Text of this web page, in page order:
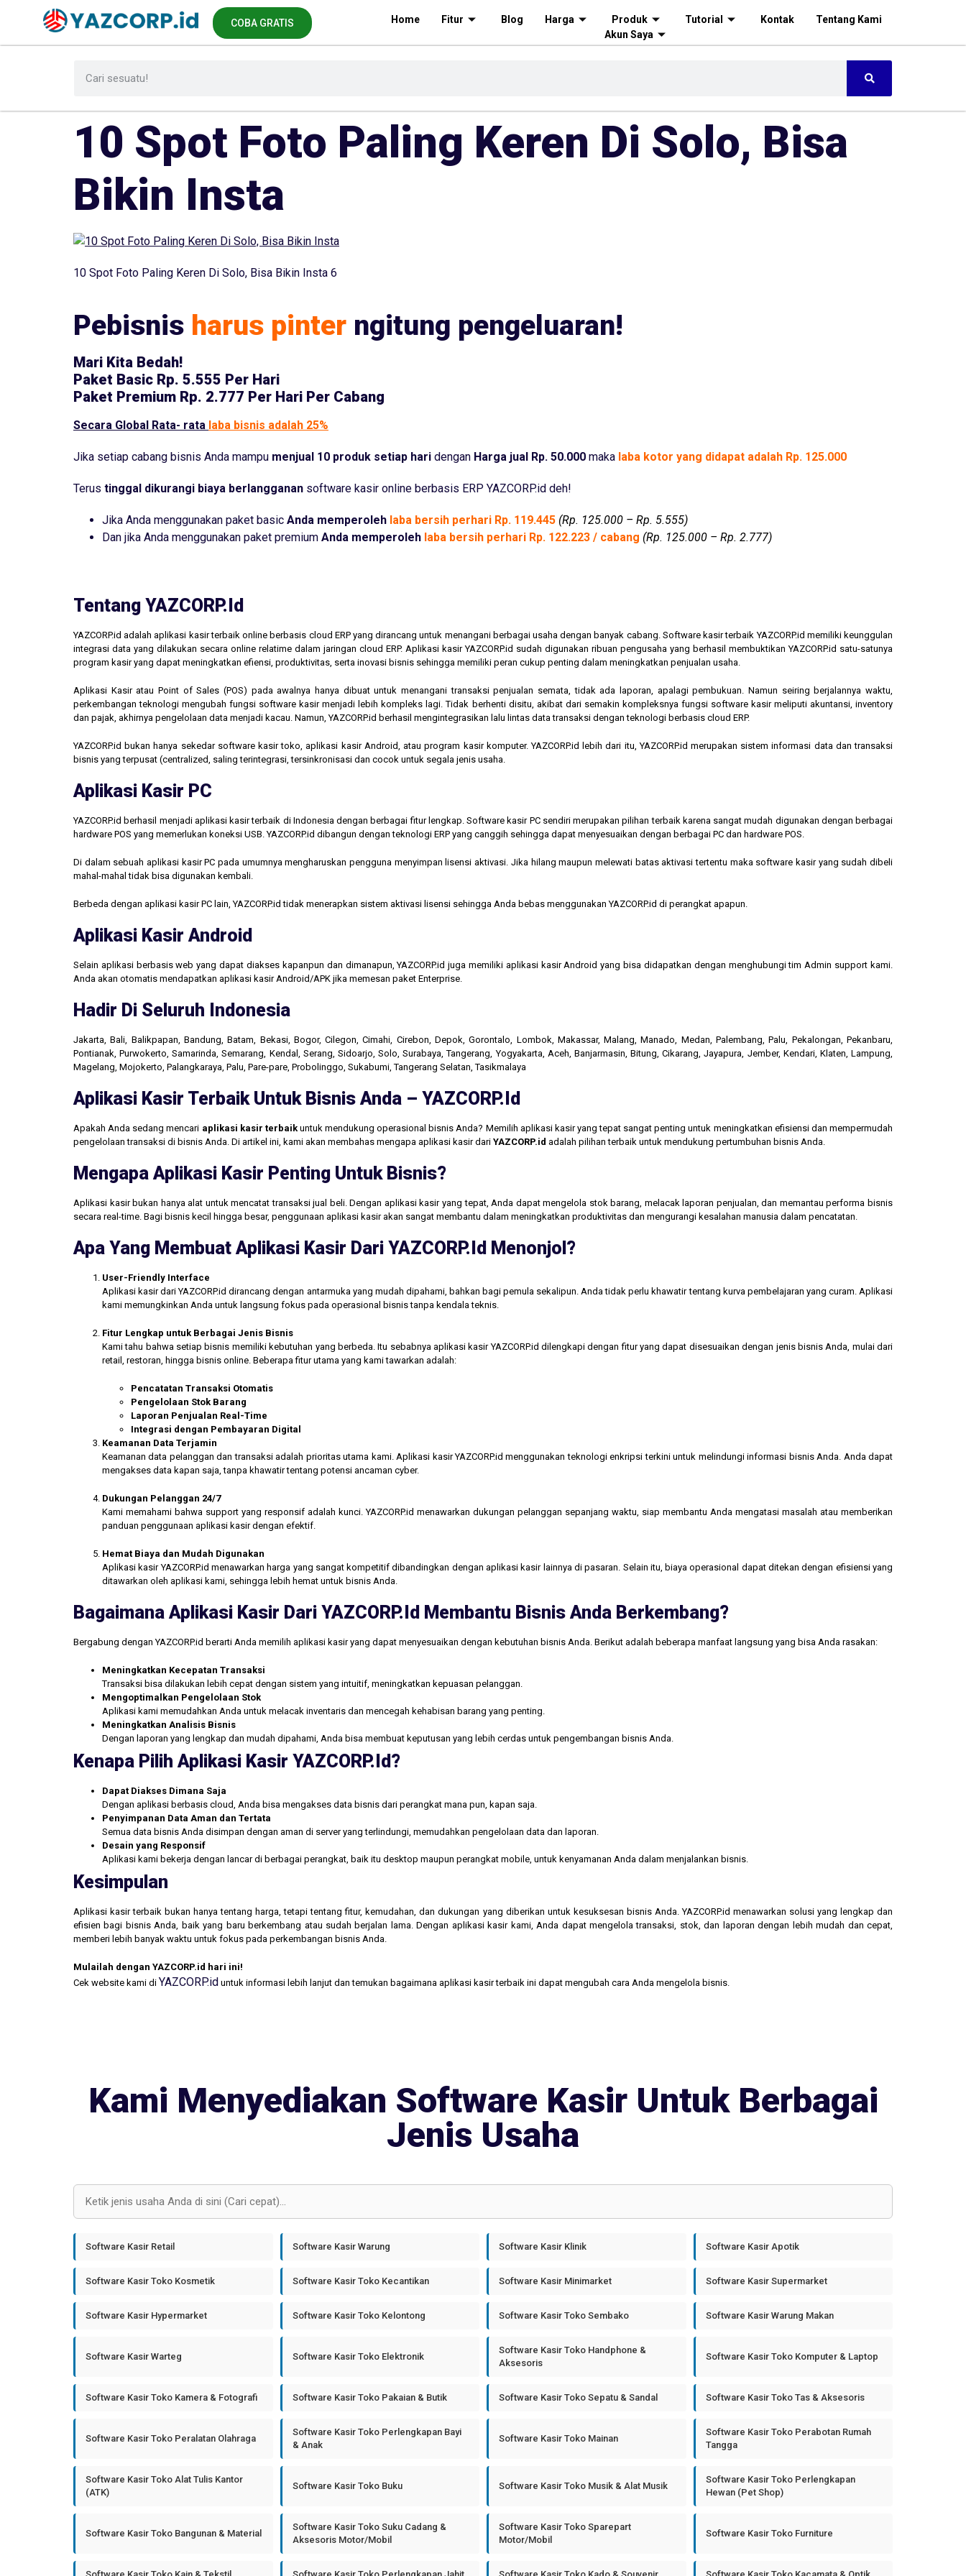
COBA GRATIS Home Fitur Blog Harga Produk Tutorial Kontak
Tentang Kami
Akun Saya
10 Spot Foto Paling Keren Di Solo, Bisa
Bikin Insta
10 Spot Foto Paling Keren Di Solo, Bisa Bikin Insta 6
Pebisnis harus pinter ngitung pengeluaran!
Mari Kita Bedah!
Paket Basic Rp. 5.555 Per Hari
Paket Premium Rp. 2.777 Per Hari Per Cabang
Secara Global Rata- rata laba bisnis adalah 25%
Jika setiap cabang bisnis Anda mampu menjual 10 produk setiap hari dengan Harga jual Rp. 50.000 maka laba kotor yang didapat adalah Rp. 125.000
Terus tinggal dikurangi biaya berlangganan software kasir online berbasis ERP YAZCORP.id deh!
Jika Anda menggunakan paket basic Anda memperoleh laba bersih perhari Rp. 119.445 (Rp. 125.000 – Rp. 5.555)
Dan jika Anda menggunakan paket premium Anda memperoleh laba bersih perhari Rp. 122.223 / cabang (Rp. 125.000 – Rp. 2.777)
Tentang YAZCORP.id
YAZCORP.id adalah aplikasi kasir terbaik online berbasis cloud ERP yang dirancang untuk menangani berbagai usaha dengan banyak cabang. Software kasir terbaik YAZCORP.id memiliki keunggulan
integrasi data yang dilakukan secara online relatime dalam jaringan cloud ERP. Aplikasi kasir YAZCORP.id sudah digunakan ribuan pengusaha yang berhasil membuktikan YAZCORP.id satu-satunya
program kasir yang dapat meningkatkan efiensi, produktivitas, serta inovasi bisnis sehingga memiliki peran cukup penting dalam meningkatkan penjualan usaha.
Aplikasi Kasir atau Point of Sales (POS) pada awalnya hanya dibuat untuk menangani transaksi penjualan semata, tidak ada laporan, apalagi pembukuan. Namun seiring berjalannya waktu,
perkembangan teknologi mengubah fungsi software kasir menjadi lebih kompleks lagi. Tidak berhenti disitu, akibat dari semakin kompleksnya fungsi software kasir meliputi akuntansi, inventory
dan pajak, akhirnya pengelolaan data menjadi kacau. Namun, YAZCORP.id berhasil mengintegrasikan lalu lintas data transaksi dengan teknologi berbasis cloud ERP.
YAZCORP.id bukan hanya sekedar software kasir toko, aplikasi kasir Android, atau program kasir komputer. YAZCORP.id lebih dari itu, YAZCORP.id merupakan sistem informasi data dan transaksi
bisnis yang terpusat (centralized, saling terintegrasi, tersinkronisasi dan cocok untuk segala jenis usaha.
Aplikasi Kasir PC
YAZCORP.id berhasil menjadi aplikasi kasir terbaik di Indonesia dengan berbagai fitur lengkap. Software kasir PC sendiri merupakan pilihan terbaik karena sangat mudah digunakan dengan berbagai
hardware POS yang memerlukan koneksi USB. YAZCORP.id dibangun dengan teknologi ERP yang canggih sehingga dapat menyesuaikan dengan berbagai PC dan hardware POS.
Di dalam sebuah aplikasi kasir PC pada umumnya mengharuskan pengguna menyimpan lisensi aktivasi. Jika hilang maupun melewati batas aktivasi tertentu maka software kasir yang sudah dibeli
mahal-mahal tidak bisa digunakan kembali.
Berbeda dengan aplikasi kasir PC lain, YAZCORP.id tidak menerapkan sistem aktivasi lisensi sehingga Anda bebas menggunakan YAZCORP.id di perangkat apapun.
Aplikasi Kasir Android
Selain aplikasi berbasis web yang dapat diakses kapanpun dan dimanapun, YAZCORP.id juga memiliki aplikasi kasir Android yang bisa didapatkan dengan menghubungi tim Admin support kami.
Anda akan otomatis mendapatkan aplikasi kasir Android/APK jika memesan paket Enterprise.
Hadir Di Seluruh Indonesia
Jakarta, Bali, Balikpapan, Bandung, Batam, Bekasi, Bogor, Cilegon, Cimahi, Cirebon, Depok, Gorontalo, Lombok, Makassar, Malang, Manado, Medan, Palembang, Palu, Pekalongan, Pekanbaru,
Pontianak, Purwokerto, Samarinda, Semarang, Kendal, Serang, Sidoarjo, Solo, Surabaya, Tangerang, Yogyakarta, Aceh, Banjarmasin, Bitung, Cikarang, Jayapura, Jember, Kendari, Klaten, Lampung,
Magelang, Mojokerto, Palangkaraya, Palu, Pare-pare, Probolinggo, Sukabumi, Tangerang Selatan, Tasikmalaya
Aplikasi Kasir Terbaik Untuk Bisnis Anda – YAZCORP.id
Apakah Anda sedang mencari aplikasi kasir terbaikuntuk mendukung operasional bisnis Anda? Memilih aplikasi kasir yang tepat sangat penting untuk meningkatkan efisiensi dan mempermudah
pengelolaan transaksi di bisnis Anda. Di artikel ini, kami akan membahas mengapa aplikasi kasir dari YAZCORP.id adalah pilihan terbaik untuk mendukung pertumbuhan bisnis Anda.
Mengapa Aplikasi Kasir Penting Untuk Bisnis?
Aplikasi kasir bukan hanya alat untuk mencatat transaksi jual beli. Dengan aplikasi kasir yang tepat, Anda dapat mengelola stok barang, melacak laporan penjualan, dan memantau performa bisnis
secara real-time. Bagi bisnis kecil hingga besar, penggunaan aplikasi kasir akan sangat membantu dalam meningkatkan produktivitas dan mengurangi kesalahan manusia dalam pencatatan.
Apa Yang Membuat Aplikasi Kasir Dari YAZCORP.id Menonjol?
User-Friendly Interface
Aplikasi kasir dari YAZCORP.id dirancang dengan antarmuka yang mudah dipahami, bahkan bagi pemula sekalipun. Anda tidak perlu khawatir tentang kurva pembelajaran yang curam. Aplikasi
kami memungkinkan Anda untuk langsung fokus pada operasional bisnis tanpa kendala teknis.
Fitur Lengkap untuk Berbagai Jenis Bisnis
Kami tahu bahwa setiap bisnis memiliki kebutuhan yang berbeda. Itu sebabnya aplikasi kasir YAZCORP.id dilengkapi dengan fitur yang dapat disesuaikan dengan jenis bisnis Anda, mulai dari
retail, restoran, hingga bisnis online. Beberapa fitur utama yang kami tawarkan adalah:
Pencatatan Transaksi Otomatis
Pengelolaan Stok Barang
Laporan Penjualan Real-Time
Integrasi dengan Pembayaran Digital
Keamanan Data Terjamin
Keamanan data pelanggan dan transaksi adalah prioritas utama kami. Aplikasi kasir YAZCORP.id menggunakan teknologi enkripsi terkini untuk melindungi informasi bisnis Anda. Anda dapat
mengakses data kapan saja, tanpa khawatir tentang potensi ancaman cyber.
Dukungan Pelanggan 24/7
Kami memahami bahwa support yang responsif adalah kunci. YAZCORP.id menawarkan dukungan pelanggan sepanjang waktu, siap membantu Anda mengatasi masalah atau memberikan
panduan penggunaan aplikasi kasir dengan efektif.
Hemat Biaya dan Mudah Digunakan
Aplikasi kasir YAZCORP.id menawarkan harga yang sangat kompetitif dibandingkan dengan aplikasi kasir lainnya di pasaran. Selain itu, biaya operasional dapat ditekan dengan efisiensi yang
ditawarkan oleh aplikasi kami, sehingga lebih hemat untuk bisnis Anda.
Bagaimana Aplikasi Kasir Dari YAZCORP.id Membantu Bisnis Anda Berkembang?
Bergabung dengan YAZCORP.id berarti Anda memilih aplikasi kasir yang dapat menyesuaikan dengan kebutuhan bisnis Anda. Berikut adalah beberapa manfaat langsung yang bisa Anda rasakan:
Meningkatkan Kecepatan Transaksi
Transaksi bisa dilakukan lebih cepat dengan sistem yang intuitif, meningkatkan kepuasan pelanggan.
Mengoptimalkan Pengelolaan Stok
Aplikasi kami memudahkan Anda untuk melacak inventaris dan mencegah kehabisan barang yang penting.
Meningkatkan Analisis Bisnis
Dengan laporan yang lengkap dan mudah dipahami, Anda bisa membuat keputusan yang lebih cerdas untuk pengembangan bisnis Anda.
Kenapa Pilih Aplikasi Kasir YAZCORP.id?
Dapat Diakses Dimana Saja
Dengan aplikasi berbasis cloud, Anda bisa mengakses data bisnis dari perangkat mana pun, kapan saja.
Penyimpanan Data Aman dan Tertata
Semua data bisnis Anda disimpan dengan aman di server yang terlindungi, memudahkan pengelolaan data dan laporan.
Desain yang Responsif
Aplikasi kami bekerja dengan lancar di berbagai perangkat, baik itu desktop maupun perangkat mobile, untuk kenyamanan Anda dalam menjalankan bisnis.
Kesimpulan
Aplikasi kasir terbaik bukan hanya tentang harga, tetapi tentang fitur, kemudahan, dan dukungan yang diberikan untuk kesuksesan bisnis Anda. YAZCORP.id menawarkan solusi yang lengkap dan
efisien bagi bisnis Anda, baik yang baru berkembang atau sudah berjalan lama. Dengan aplikasi kasir kami, Anda dapat mengelola transaksi, stok, dan laporan dengan lebih mudah dan cepat,
memberi lebih banyak waktu untuk fokus pada perkembangan bisnis Anda.
Mulailah dengan YAZCORP.id hari ini!
Cek website kami di YAZCORP.id untuk informasi lebih lanjut dan temukan bagaimana aplikasi kasir terbaik ini dapat mengubah cara Anda mengelola bisnis.
Kami Menyediakan Software Kasir Untuk Berbagai
Jenis Usaha
Software Kasir Retail Software Kasir Warung Software Kasir Klinik Software Kasir Apotik
Software Kasir Toko Kosmetik Software Kasir Toko Kecantikan Software Kasir Minimarket Software Kasir Supermarket
Software Kasir Hypermarket Software Kasir Toko Kelontong Software Kasir Toko Sembako Software Kasir Warung Makan
Software Kasir Warteg Software Kasir Toko Elektronik
Software Kasir Toko Handphone &
Aksesoris
Software Kasir Toko Komputer & Laptop
Software Kasir Toko Kamera & Fotografi Software Kasir Toko Pakaian & Butik Software Kasir Toko Sepatu & Sandal Software Kasir Toko Tas & Aksesoris
Software Kasir Toko Peralatan Olahraga
Software Kasir Toko Perlengkapan Bayi
& Anak
Software Kasir Toko Mainan
Software Kasir Toko Perabotan Rumah
Tangga
Software Kasir Toko Alat Tulis Kantor
(ATK)
Software Kasir Toko Buku Software Kasir Toko Musik & Alat Musik
Software Kasir Toko Perlengkapan
Hewan (Pet Shop)
Software Kasir Toko Bangunan & Material
Software Kasir Toko Suku Cadang &
Aksesoris Motor/Mobil
Software Kasir Toko Sparepart
Motor/Mobil
Software Kasir Toko Furniture